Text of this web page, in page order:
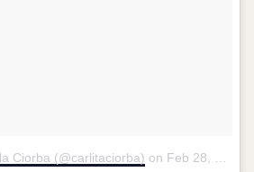
Ciorba (@carlitaciorba) on Feb 28, 2016 at 6:06pm PST